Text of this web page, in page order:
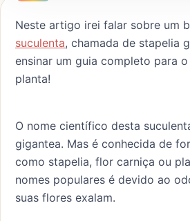
Neste artigo irei falar sobre um
suculenta, chamada de stapelia
ensinar um guia completo para
planta!
O nome científico desta
gigantea. Mas é conhecida de
como stapelia, flor carniça ou
nomes populares é devido ao
suas flores exalam.